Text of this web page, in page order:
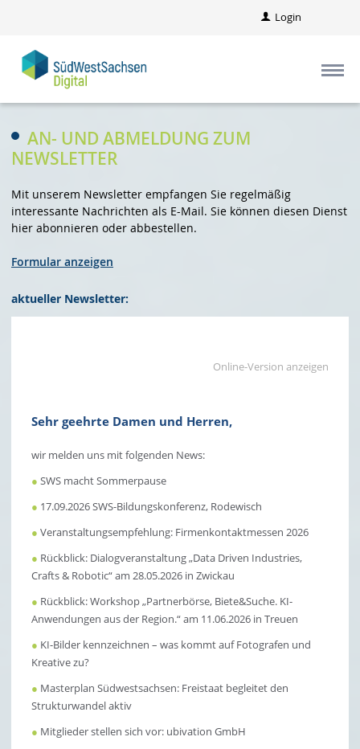
Login
AN- UND ABMELDUNG ZUM
NEWSLETTER
Mit unserem Newsletter empfangen Sie regelmäßig
interessante Nachrichten als E-Mail. Sie können diesen Dienst
hier abonnieren oder abbestellen.
Formular anzeigen
Abmeldung
Ich habe die Hinweise zum Datenschutz zur Kenntnis
genommen und akzeptiert.
Captcha
aktueller Newsletter:
Online-Version anzeigen
Sehr geehrte Damen und Herren,
wir melden uns mit folgenden News:
● SWS macht Sommerpause
● 17.09.2026 SWS-Bildungskonferenz, Rodewisch
● Veranstaltungsempfehlung: Firmenkontaktmessen 2026
● Rückblick: Dialogveranstaltung „Data Driven Industries,
Crafts & Robotic“ am 28.05.2026 in Zwickau
● Rückblick: Workshop „Partnerbörse, Biete&Suche. KI-
Anwendungen aus der Region.“ am 11.06.2026 in Treuen
● KI-Bilder kennzeichnen – was kommt auf Fotografen und
Kreative zu?
● Masterplan Südwestsachsen: Freistaat begleitet den
Strukturwandel aktiv
● Mitglieder stellen sich vor: ubivation GmbH